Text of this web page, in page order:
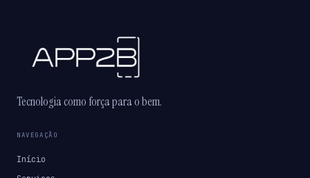
Tecnologia como força para o bem.
NAVEGAÇÃO
Início